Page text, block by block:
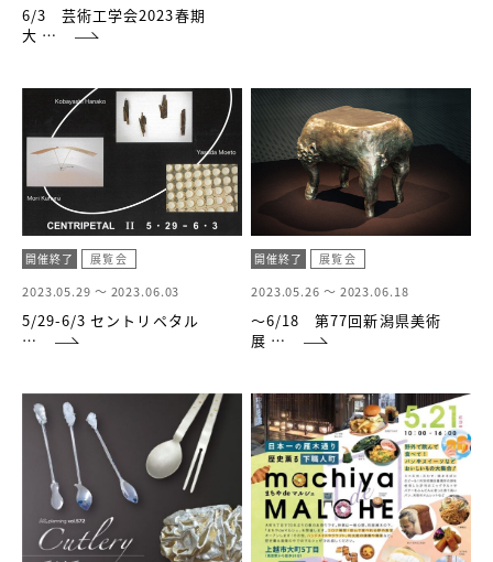
6/3 芸術工学会2023春期
大 …
開催終了 展覧会
2023.05.29 ～ 2023.06.03
5/29-6/3 セントリペタル
…
開催終了 展覧会
2023.05.26 ～ 2023.06.18
～6/18 第77回新潟県美術
展 …